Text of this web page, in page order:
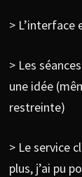
>
> Les
une idée
restreinte)
> Le service
plus, j’ai pu